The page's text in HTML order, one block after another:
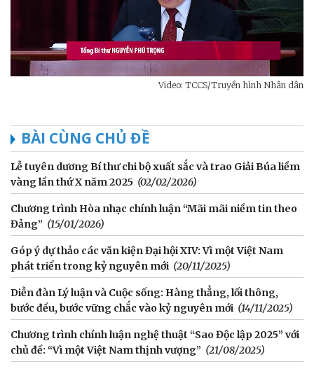
Video: TCCS/Truyền hình Nhân dân
BÀI CÙNG CHỦ ĐỀ
Lễ tuyên dương Bí thư chi bộ xuất sắc và trao Giải Búa liềm
vàng lần thứ X năm 2025 (02/02/2026)
Chương trình Hòa nhạc chính luận “Mãi mãi niềm tin theo
Đảng” (15/01/2026)
Góp ý dự thảo các văn kiện Đại hội XIV: Vì một Việt Nam
phát triển trong kỷ nguyên mới (20/11/2025)
Diễn đàn Lý luận và Cuộc sống: Hàng thẳng, lối thông,
bước đều, bước vững chắc vào kỷ nguyên mới (14/11/2025)
Chương trình chính luận nghệ thuật “Sao Độc lập 2025” với
chủ đề: “Vì một Việt Nam thịnh vượng” (21/08/2025)